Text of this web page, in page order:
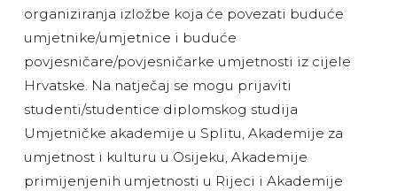
organiziranja izložbe koja će povezati buduće
umjetnike/umjetnice i buduće
povjesničare/povjesničarke umjetnosti iz cijele
Hrvatske. Na natječaj se mogu prijaviti
studenti/studentice diplomskog studija
Umjetničke akademije u Splitu, Akademije za
umjetnost i kulturu u Osijeku, Akademije
primijenjenih umjetnosti u Rijeci i Akademije